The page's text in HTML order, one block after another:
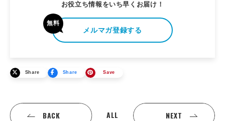
お役立ち情報をいち早くお届け！
無料
メルマガ登録する
Share Share Save
BACK ALL NEXT